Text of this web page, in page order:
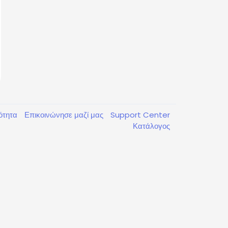
Επικοινώνησε μαζί μας
Support Center
Κατάλογος